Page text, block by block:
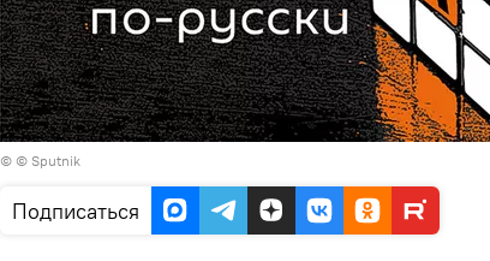
© © Sputnik
Подписаться